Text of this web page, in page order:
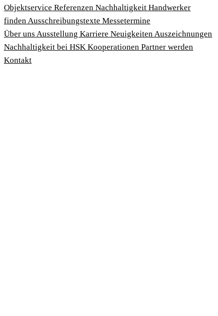
Objektservice Referenzen Nachhaltigkeit Handwerker
findenAusschreibungstexte Messetermine
Über uns Ausstellung Karriere NeuigkeitenAuszeichnungen
Nachhaltigkeit bei HSK Kooperationen Partner werden
Kontakt